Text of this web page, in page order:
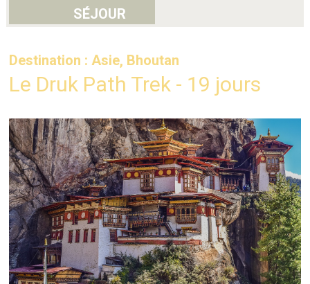
SÉJOUR
Destination : Asie, Bhoutan
Le Druk Path Trek - 19 jours